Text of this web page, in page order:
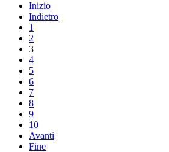
Inizio
Indietro
1
2
3
4
5
6
7
8
9
10
Avanti
Fine